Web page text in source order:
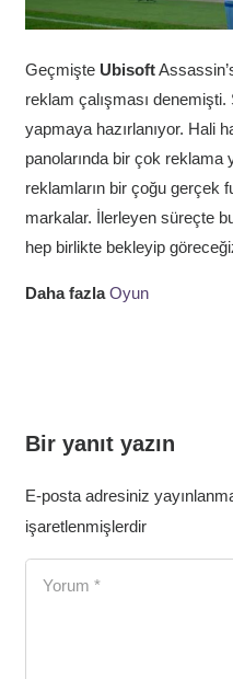
Geçmişte Ubisoft
reklam çalışması
yapmaya hazırlanıyor. Hali
panolarında bir çok reklama
reklamların bir çoğu gerçek
markalar. İlerleyen süreçte
hep birlikte bekleyip
Daha fazla Oyun
Bir yanıt yazın
E-posta adresiniz
işaretlenmişlerdir